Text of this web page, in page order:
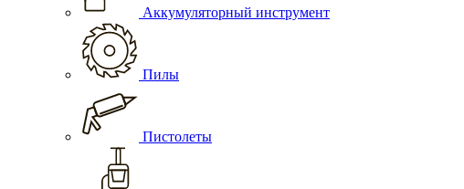
Аккумуляторный инструмент
Пилы
Пистолеты